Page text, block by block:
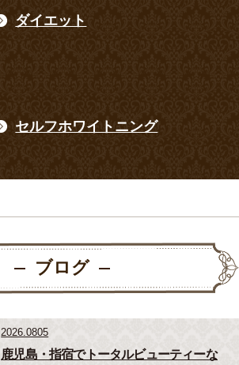
ダイエット
セルフホワイトニング
ブログ
2026.0805
鹿児島・指宿でトータルビューティーな